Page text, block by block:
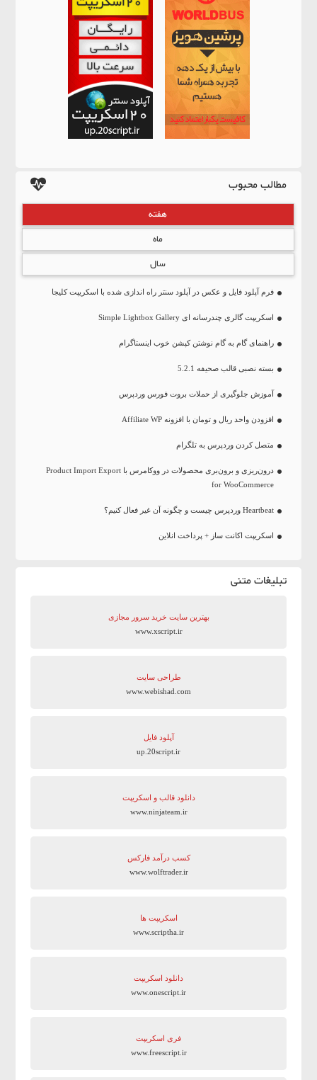
مطالب محبوب
هفته
ماه
سال
فرم آپلود فایل و عکس در آپلود سنتر راه اندازی شده با اسکریپت کلیجا
اسکریپت گالری چندرسانه ای Simple Lightbox Gallery
راهنمای گام به گام نوشتن کپشن خوب اینستاگرام
بسته نصبی قالب صحیفه 5.2.1
آموزش جلوگیری از حملات بروت فورس وردپرس
افزودن واحد ریال و تومان با افزونه Affiliate WP
متصل کردن وردپرس به تلگرام
درون‌ریزی و برون‌بری محصولات در ووکامرس با Product Import Export
for WooCommerce
Heartbeat وردپرس چیست و چگونه آن غیر فعال کنیم؟
اسکریپت اکانت ساز + پرداخت انلاین
تبلیغات متنی
بهترین سایت‌ خرید سرور مجازی
www.xscript.ir
طراحی سایت
www.webishad.com
آپلود فایل
up.20script.ir
دانلود قالب و اسکریپت
www.ninjateam.ir
کسب درآمد فارکس
www.wolftrader.ir
اسکریپت ها
www.scriptha.ir
دانلود اسکریپت
www.onescript.ir
فری اسکریپت
www.freescript.ir